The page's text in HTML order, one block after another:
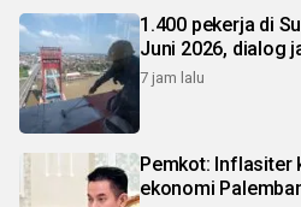
1.400 pekerja di
Juni 2026, dialog
7 jam lalu
Pemkot: Inflasiter
ekonomi